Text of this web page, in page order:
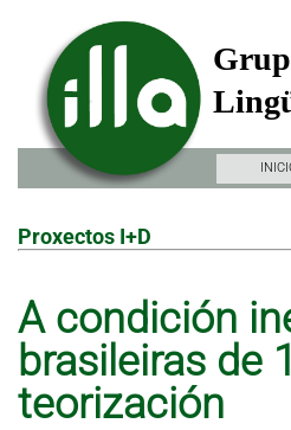
Proxectos I+D
A condición
brasileiras de
teorización